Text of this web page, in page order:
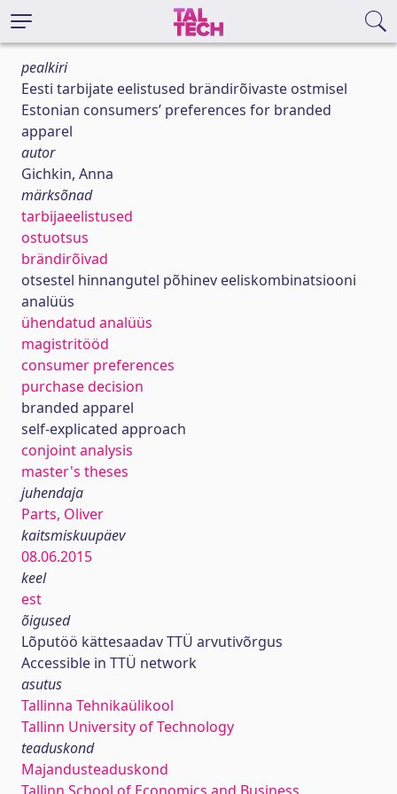
pealkiri
Eesti tarbijate eelistused brändirõivaste ostmisel
Estonian consumers’ preferences for branded
apparel
autor
Gichkin, Anna
märksõnad
tarbijaeelistused
ostuotsus
brändirõivad
otsestel hinnangutel põhinev eeliskombinatsiooni
analüüs
ühendatud analüüs
magistritööd
consumer preferences
purchase decision
branded apparel
self-explicated approach
conjoint analysis
master's theses
juhendaja
Parts, Oliver
kaitsmiskuupäev
08.06.2015
keel
est
õigused
Lõputöö kättesaadav TTÜ arvutivõrgus
Accessible in TTÜ network
asutus
Tallinna Tehnikaülikool
Tallinn University of Technology
teaduskond
Majandusteaduskond